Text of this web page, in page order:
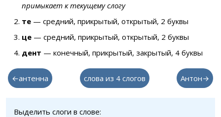
примыкает к текущему слогу
те — средний, прикрытый, открытый, 2 буквы
це — средний, прикрытый, открытый, 2 буквы
дент — конечный, прикрытый, закрытый, 4 буквы
←антенна слова из 4 слогов Антон→
Выделить слоги в слове: